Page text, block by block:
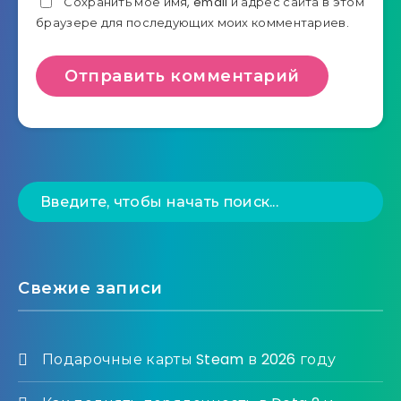
браузере для последующих моих комментариев.
Свежие записи
Подарочные карты Steam в 2026 году